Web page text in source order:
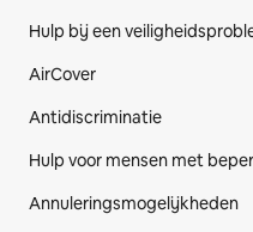
Hulp bij een
AirCover
Antidiscriminatie
Hulp voor mensen met
Annuleringsmogelijkheden